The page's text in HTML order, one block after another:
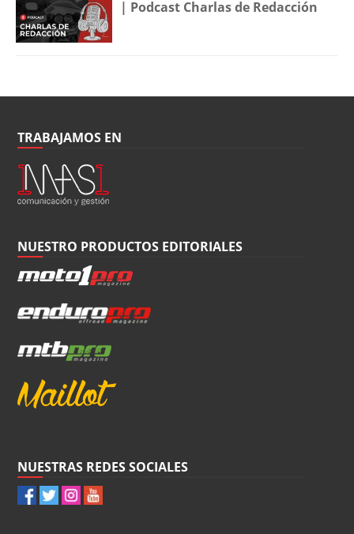
| Podcast Charlas de Redacción
TRABAJAMOS EN
NUESTRO PRODUCTOS EDITORIALES
NUESTRAS REDES SOCIALES